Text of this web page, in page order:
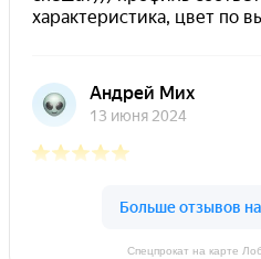
Спецпрокат на карте